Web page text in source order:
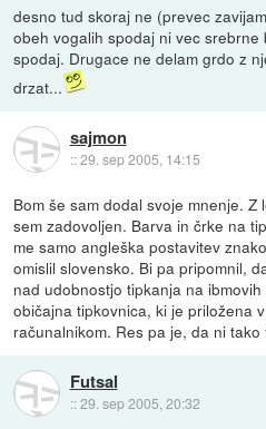
desno tud skoraj ne (prevec
obeh vogalih spodaj ni vec
spodaj. Drugace ne delam grdo z
drzat...
sajmon
::29. sep 2005, 14:15
Bom še sam dodal svoje mnenje.
sem zadovoljen. Barva in črke na
me samo angleška postavitev
omislil slovensko. Bi pa pripomnil,
nad udobnostjo tipkanja na
običajna tipkovnica, ki je priložena
računalnikom. Res pa je, da ni
Futsal
::29. sep 2005, 20:32